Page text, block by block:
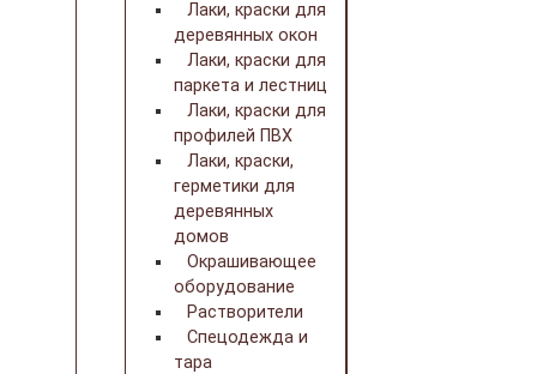
Лаки, краски для
деревянных окон
Лаки, краски для
паркета и лестниц
Лаки, краски для
профилей ПВХ
Лаки, краски,
герметики для
деревянных
домов
Окрашивающее
оборудование
Растворители
Спецодежда и
тара